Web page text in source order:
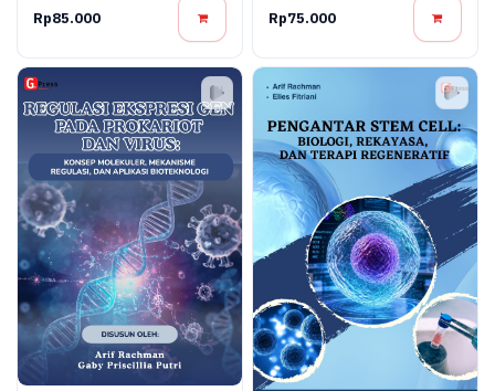
Rp85.000 Rp75.000